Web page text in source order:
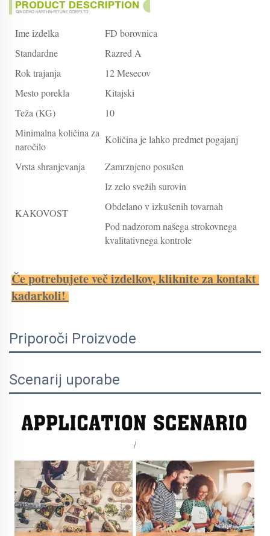
Ime izdelka
FD borovnica
Standardne
Razred A
Rok trajanja
12 Mesecov
Mesto porekla
Kitajski
Teža (KG)
10
Minimalna količina za
naročilo
Količina je lahko predmet pogajanj
Vrsta shranjevanja Zamrznjeno posušen
KAKOVOST
Iz zelo svežih surovin
Obdelano v izkušenih tovarnah
Pod nadzorom našega strokovnega
kvalitativnega kontrole
Če potrebujete več izdelkov, kliknite za kontakt
kadarkoli!
Priporoči Proizvode
Scenarij uporabe